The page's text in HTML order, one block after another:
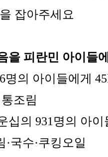
잡아주세요
을 피란민 아이들
명의 아이들에게
조림
십의 931명의 아이
·국수·쿠킹오일